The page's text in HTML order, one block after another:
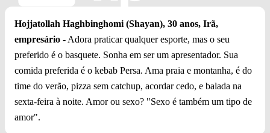
Hojjatollah Haghbinghomi (Shayan), 30 anos, Irã,
empresário - Adora praticar qualquer esporte, mas o seu
preferido é o basquete. Sonha em ser um apresentador. Sua
comida preferida é o kebab Persa. Ama praia e montanha, é do
time do verão, pizza sem catchup, acordar cedo, e balada na
sexta-feira à noite. Amor ou sexo? "Sexo é também um tipo de
amor".